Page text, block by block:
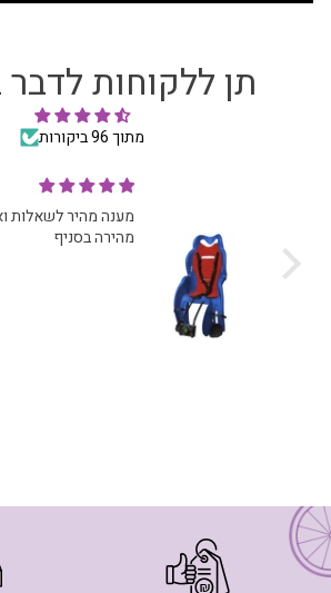
תן ללקוחות
מתוך 96 ביקורות
מענה מהיר לשאלות
מהירה בסניף